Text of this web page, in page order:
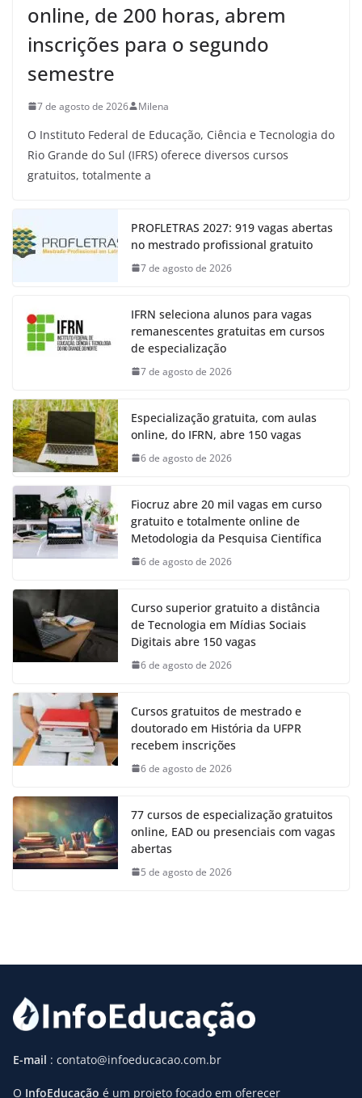
online, de 200 horas, abrem
inscrições para o segundo
semestre
7 de agosto de 2026 Milena
O Instituto Federal de Educação, Ciência e Tecnologia do
Rio Grande do Sul (IFRS) oferece diversos cursos
gratuitos, totalmente a
PROFLETRAS 2027: 919 vagas abertas
no mestrado profissional gratuito
7 de agosto de 2026
IFRN seleciona alunos para vagas
remanescentes gratuitas em cursos
de especialização
7 de agosto de 2026
Especialização gratuita, com aulas
online, do IFRN, abre 150 vagas
6 de agosto de 2026
Fiocruz abre 20 mil vagas em curso
gratuito e totalmente online de
Metodologia da Pesquisa Científica
6 de agosto de 2026
Curso superior gratuito a distância
de Tecnologia em Mídias Sociais
Digitais abre 150 vagas
6 de agosto de 2026
Cursos gratuitos de mestrado e
doutorado em História da UFPR
recebem inscrições
6 de agosto de 2026
77 cursos de especialização gratuitos
online, EAD ou presenciais com vagas
abertas
5 de agosto de 2026
E-mail : contato@infoeducacao.com.br
O InfoEducação é um projeto focado em oferecer